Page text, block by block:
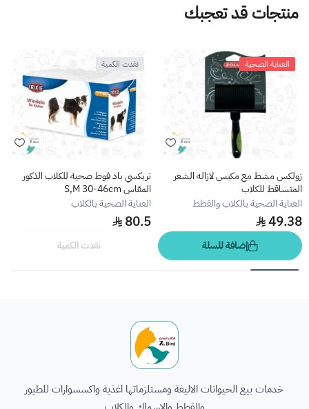
منتجات قد تعجبك
العناية الصحية
زولكس مشط مع مكبس لازاله الشعر
المتساقط للكلاب
العناية الصحية بالكلاب والقطط
49.38
إضافة للسلة
نفدت الكمية
تريكسي باد فوط صحية للكلاب الذكور
المقاس S,M 30-46cm
العناية الصحية بالكلاب
80.5
نفدت الكمية
خدمات بيع الحيوانات الاليفة ومستلزماتها اغذية واكسسوارات للطيور